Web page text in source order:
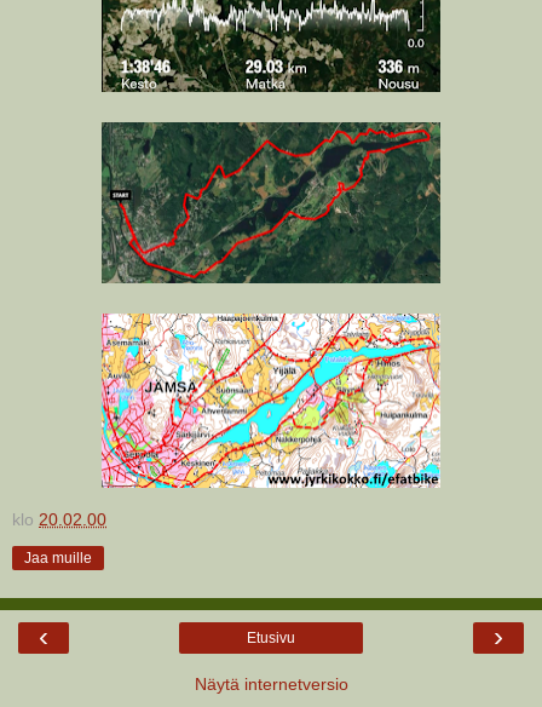
klo 20.02.00
Jaa muille
‹ ›
Etusivu
Näytä internetversio